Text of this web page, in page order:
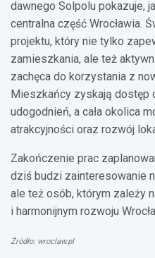
dawnego Solpolu pokazuje,
centralna część Wrocławia.
projektu, który nie tylko
zamieszkania, ale też
zachęca do korzystania z
Mieszkańcy zyskają dostęp
udogodnień, a cała okolica
atrakcyjności oraz rozwój
Zakończenie prac
dziś budzi zainteresowanie
ale też osób, którym zależy
i harmonijnym rozwoju
Źródło: wroclaw.pl